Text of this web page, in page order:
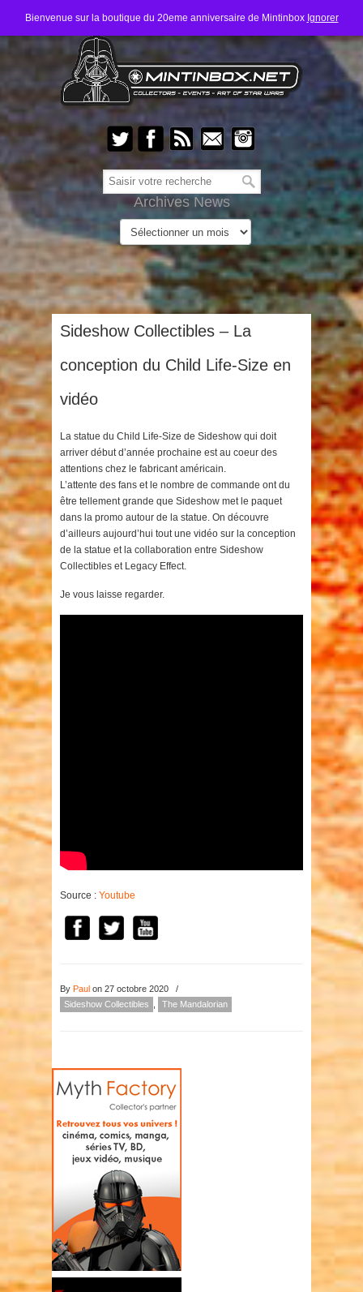
Bienvenue sur la boutique du 20eme anniversaire de Mintinbox Ignorer
Archives News
Sideshow Collectibles – La
conception du Child Life-Size en
vidéo
La statue du Child Life-Size de Sideshow qui doit
arriver début d’année prochaine est au coeur des
attentions chez le fabricant américain.
L’attente des fans et le nombre de commande ont du
être tellement grande que Sideshow met le paquet
dans la promo autour de la statue. On découvre
d’ailleurs aujourd’hui tout une vidéo sur la conception
de la statue et la collaboration entre Sideshow
Collectibles et Legacy Effect.
Je vous laisse regarder.
Source : Youtube
By Paul on 27 octobre 2020
/
Sideshow Collectibles
The Mandalorian